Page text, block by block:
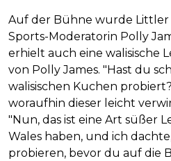
Auf der Bühne wurde Littler
Sports-Moderatorin Polly
erhielt auch eine walisische
von Polly James. "Hast du
walisischen Kuchen
woraufhin dieser leicht
"Nun, das ist eine Art süßer
Wales haben, und ich
probieren, bevor du auf die